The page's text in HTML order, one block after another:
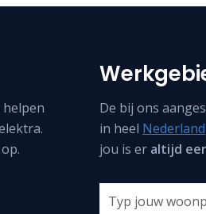
De bij ons
in heel Nederland
jou is er altijd
Zoeken